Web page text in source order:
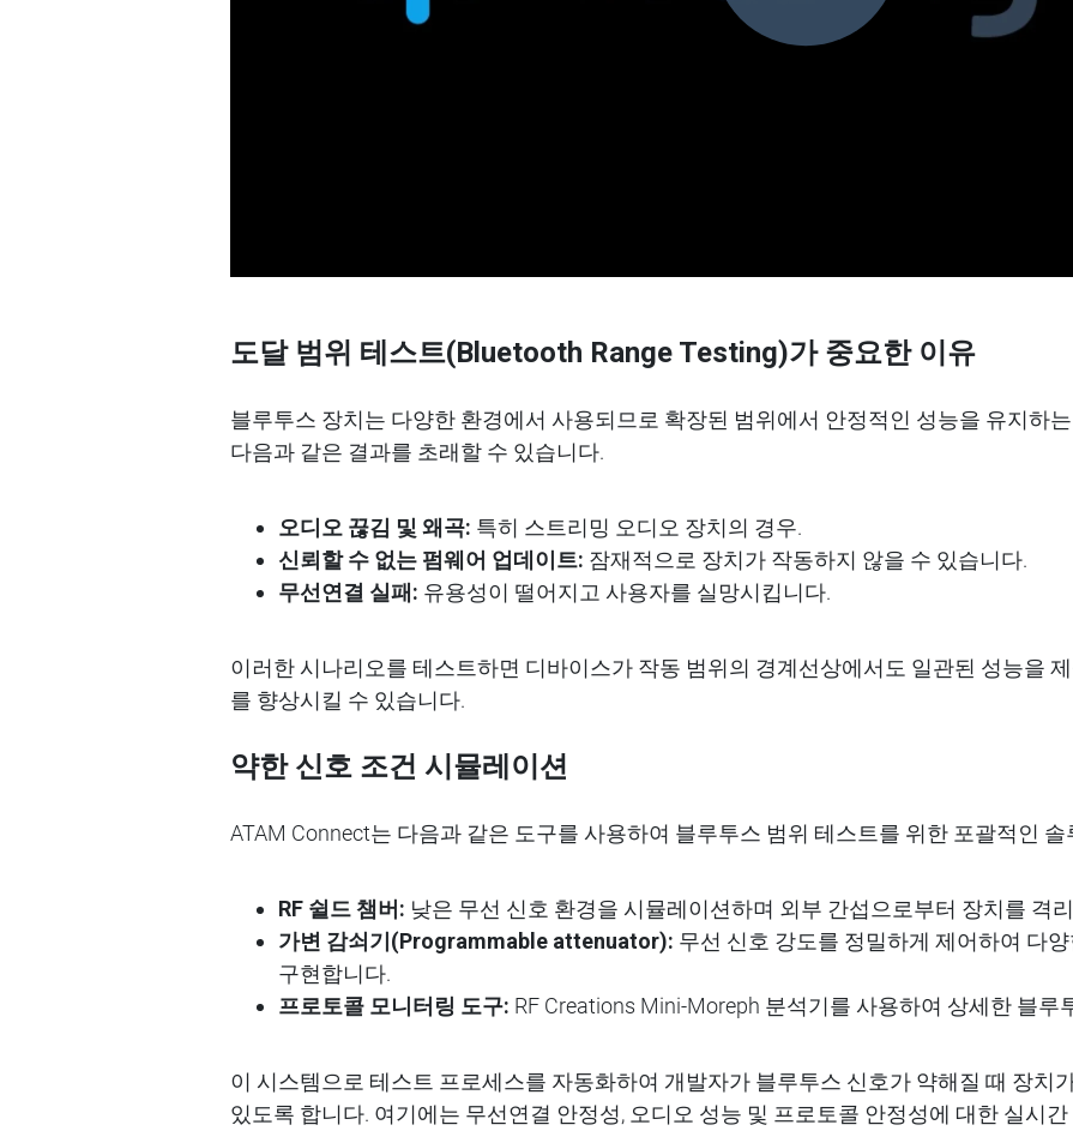
도달 범위 테스트(Bluetooth Range Testing)가 중요한 이유
블루투스 장치는 다양한 환경에서 사용되므로 확장된 범위에서 안정적인 성능을 유지하는
다음과 같은 결과를 초래할 수 있습니다.
오디오 끊김 및 왜곡: 특히 스트리밍 오디오 장치의 경우.
신뢰할수 없는 펌웨어 업데이트: 잠재적으로 장치가 작동하지 않을 수 있습니다.
무선연결 실패 : 유용성이 떨어지고 사용자를 실망시킵니다.
이러한시나리오를 테스트하면 디바이스가 작동 범위의 경계선상에서도 일관된 성능을
를 향상시킬 수 있습니다.
약한 신호 조건 시뮬레이션
ATAM Connect는 다음과 같은 도구를 사용하여 블루투스 범위 테스트를 위한 포괄적인
RF 쉴드챔버 : 낮은 무선 신호 환경을 시뮬레이션하며 외부 간섭으로부터 장치를 격
가변 감쇠기 (Programmable attenuator): 무선 신호 강도를 정밀하게 제어하여 다
구현합니다.
프로토콜 모니터링 도구: RF Creations Mini-Moreph 분석기를 사용하여 상세한 블루
이 시스템으로 테스트 프로세스를 자동화하여 개발자가 블루투스 신호가 약해질 때 장치
있도록 합니다. 여기에는 무선연결 안정성, 오디오 성능 및 프로토콜 안정성에 대한 실시간